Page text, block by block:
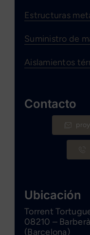
Estructuras
Suministro de
Aislamientos
Contacto
Ubicación
Torrent
08210 –
(Barcelona)